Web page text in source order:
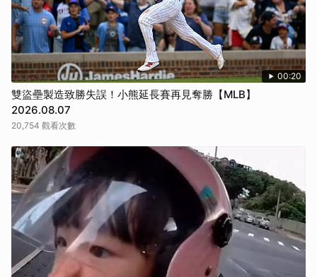
00:20
雙盜壘製造致勝失誤！小熊延長賽再見奪勝【MLB】
2026.08.07
20,754 觀看次數